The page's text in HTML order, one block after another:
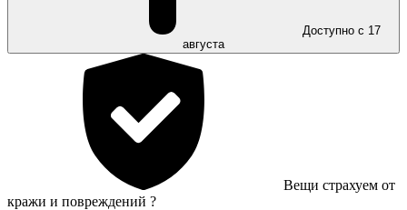
Доступно с 17
августа
Вещи страхуем от
кражи и повреждений ?